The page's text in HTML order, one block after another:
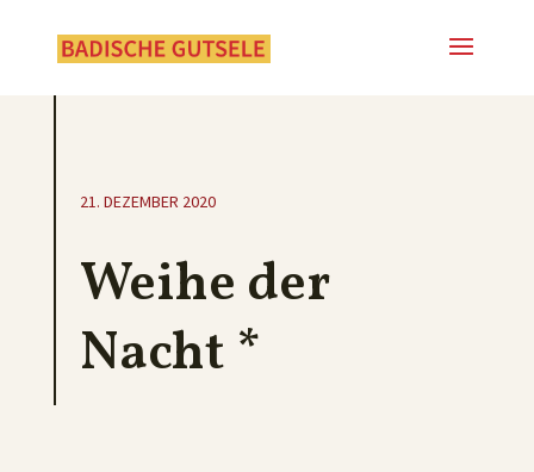
21. DEZEMBER 2020
Weihe der
Nacht *